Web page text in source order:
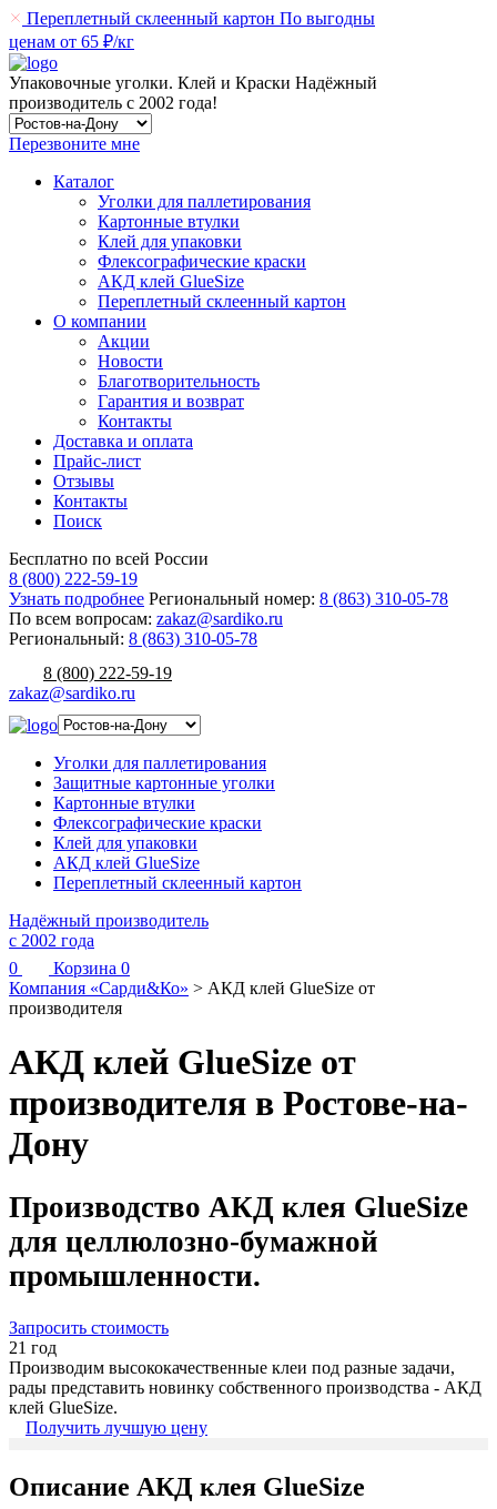
Переплетный склеенный картон По выгодны
ценам от 65 ₽/кг
Упаковочные уголки. Клей и Краски Надёжный
производитель с 2002 года!
Перезвоните мне
Каталог
Уголки для паллетирования
Картонные втулки
Клей для упаковки
Флексографические краски
АКД клей GlueSize
Переплетный склеенный картон
О компании
Акции
Новости
Благотворительность
Гарантия и возврат
Контакты
Доставка и оплата
Прайс-лист
Отзывы
Контакты
Поиск
Бесплатно по всей России
8 (800) 222-59-19
Узнать подробнее Региональный номер: 8 (863) 310-05-78
По всем вопросам: zakaz@sardiko.ru
Региональный: 8 (863) 310-05-78
8 (800) 222-59-19
zakaz@sardiko.ru
Уголки для паллетирования
Защитные картонные уголки
Картонные втулки
Флексографические краски
Клей для упаковки
АКД клей GlueSize
Переплетный склеенный картон
Надёжный производитель
с 2002 года
0
Корзина 0
Компания «Сарди&Ко» > АКД клей GlueSize от
производителя
АКД клей GlueSize от
производителя в Ростове-на-
Дону
Производство АКД клея GlueSize
для целлюлозно-бумажной
промышленности.
Запросить стоимость
21 год
Производим высококачественные клеи под разные задачи,
рады представить новинку собственного производства - АКД
клей GlueSize.
Получить лучшую цену
Описание АКД клея GlueSize